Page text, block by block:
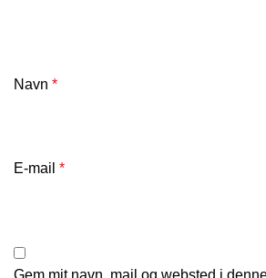
Navn *
E-mail *
Gem mit navn, mail og websted i